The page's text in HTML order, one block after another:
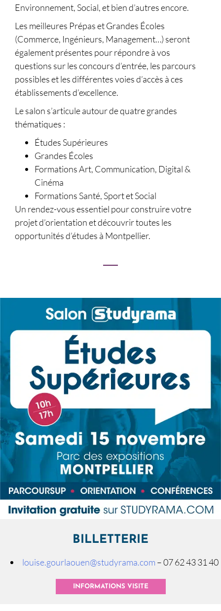
Environnement, Social, et bien d’autres encore.
Les meilleures Prépas et Grandes Écoles
(Commerce, Ingénieurs, Management…) seront
également présentes pour répondre à vos
questions sur les concours d’entrée, les parcours
possibles et les différentes voies d’accès à ces
établissements d’excellence.
Le salon s’articule autour de quatre grandes
thématiques :
Études Supérieures
Grandes Écoles
Formations Art, Communication, Digital &
Cinéma
Formations Santé, Sport et Social
Un rendez-vous essentiel pour construire votre
projet d’orientation et découvrir toutes les
opportunités d’études à Montpellier.
BILLETTERIE
louise.gourlaouen@studyrama.com – 07 62 43 31 40
INFORMATIONS VISITE